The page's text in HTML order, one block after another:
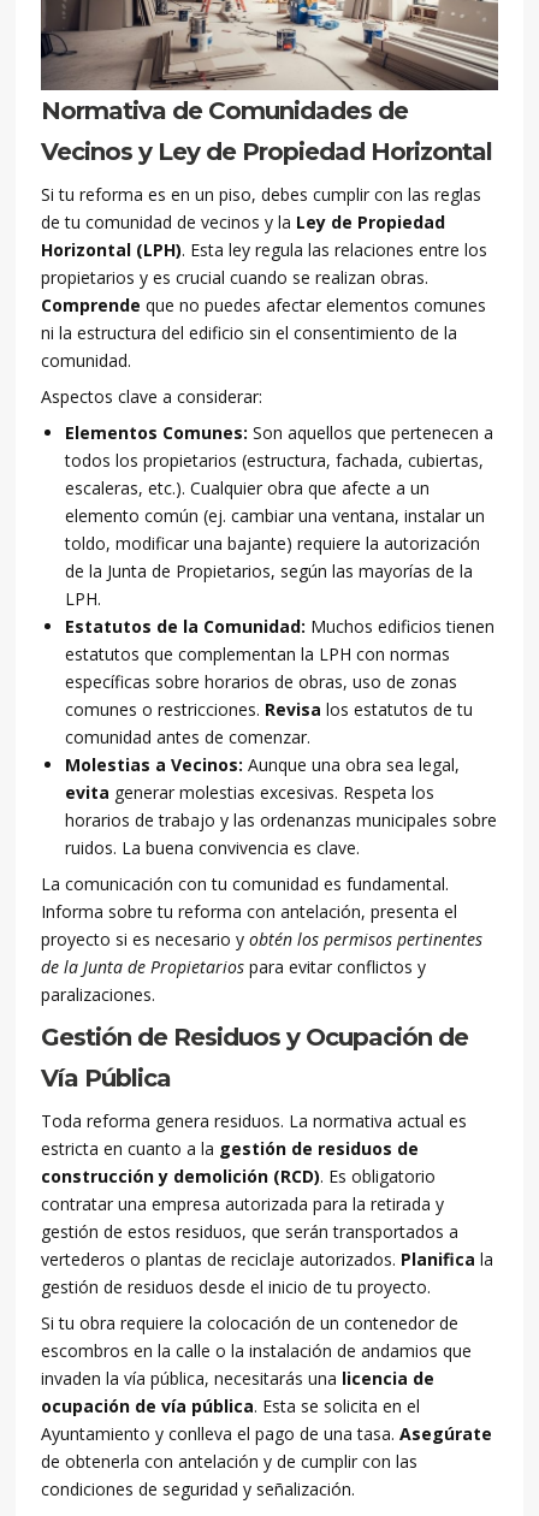
Normativa de Comunidades de
Vecinos y Ley de Propiedad Horizontal
Si tu reforma es en un piso, debes cumplir con las reglas
de tu comunidad de vecinos y la Ley de Propiedad
Horizontal (LPH). Esta ley regula las relaciones entre los
propietarios y es crucial cuando se realizan obras.
Comprende que no puedes afectar elementos comunes
ni la estructura del edificio sin el consentimiento de la
comunidad.
Aspectos clave a considerar:
Elementos Comunes: Son aquellos que pertenecen a
todos los propietarios (estructura, fachada, cubiertas,
escaleras, etc.). Cualquier obra que afecte a un
elemento común (ej. cambiar una ventana, instalar un
toldo, modificar una bajante) requiere la autorización
de la Junta de Propietarios, según las mayorías de la
LPH.
Estatutos de la Comunidad: Muchos edificios tienen
estatutos que complementan la LPH con normas
específicas sobre horarios de obras, uso de zonas
comunes o restricciones. Revisa los estatutos de tu
comunidad antes de comenzar.
Molestias a Vecinos: Aunque una obra sea legal,
evita generar molestias excesivas. Respeta los
horarios de trabajo y las ordenanzas municipales sobre
ruidos. La buena convivencia es clave.
La comunicación con tu comunidad es fundamental.
Informa sobre tu reforma con antelación, presenta el
proyecto si es necesario yobtén los permisos pertinentes
de la Junta de Propietarios para evitar conflictos y
paralizaciones.
Gestión de Residuos y Ocupación de
Vía Pública
Toda reforma genera residuos. La normativa actual es
estricta en cuanto a la gestión de residuos de
construcción y demolición (RCD). Es obligatorio
contratar una empresa autorizada para la retirada y
gestión de estos residuos, que serán transportados a
vertederos o plantas de reciclaje autorizados. Planifica la
gestión de residuos desde el inicio de tu proyecto.
Si tu obra requiere la colocación de un contenedor de
escombros en la calle o la instalación de andamios que
invaden la vía pública, necesitarás una licencia de
ocupación de vía pública. Esta se solicita en el
Ayuntamiento y conlleva el pago de una tasa.Asegúrate
de obtenerla con antelación y de cumplir con las
condiciones de seguridad y señalización.